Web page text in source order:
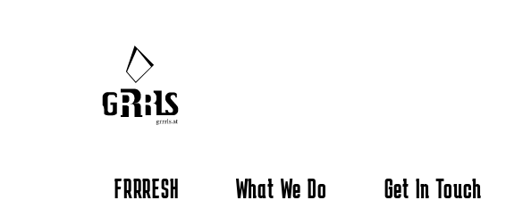
FRRRESH What We Do Get In Touch